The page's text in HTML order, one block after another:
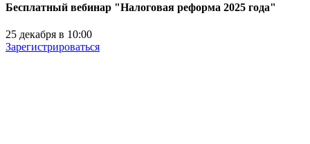
Бесплатный вебинар "Налоговая реформа 2025 года"
25 декабря в 10:00
Зарегистрироваться